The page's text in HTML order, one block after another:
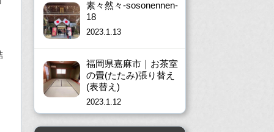
素々然々-sosonennen-
18
2023.1.13
福岡県嘉麻市｜お茶室
の畳(たたみ)張り替え
(表替え)
2023.1.12